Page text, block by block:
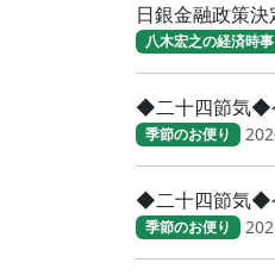
日銀金融政策決
八木宏之の経済時
◆二十四節気◆
季節のお便り
◆二十四節気◆
季節のお便り